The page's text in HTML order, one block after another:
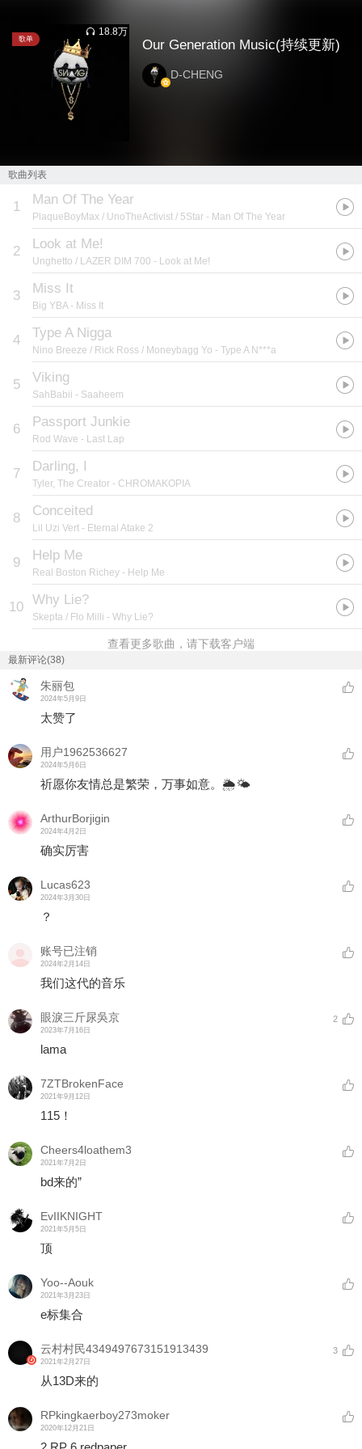
歌单
18.8万
Our Generation Music(持续更新)
D-CHENG
歌曲列表
1 Man Of The Year
PlaqueBoyMax / UnoTheActivist / 5Star - Man Of The Year
2 Look at Me!
Unghetto / LAZER DIM 700 - Look at Me!
3 Miss It
Big YBA- Miss It
4 Type A Nigga
Nino Breeze / Rick Ross / Moneybagg Yo - Type A N***a
5 Viking
SahBabii - Saaheem
6 Passport Junkie
Rod Wave - Last Lap
7 Darling, I
Tyler, The Creator - CHROMAKOPIA
8 Conceited
Lil Uzi Vert - Eternal Atake 2
9 Help Me
Real Boston Richey - Help Me
10 Why Lie?
Skepta / Flo Milli - Why Lie?
查看更多歌曲，请下载客户端
最新评论(38)
朱丽包
2024年5月9日
太赞了
用户1962536627
2024年5月6日
祈愿你友情总是繁荣，万事如意。🌦🌤
ArthurBorjigin
2024年4月2日
确实厉害
Lucas623
2024年3月30日
？
账号已注销
2024年2月14日
我们这代的音乐
眼淚三斤尿吳京
2023年7月16日
2
lama
7ZTBrokenFace
2021年9月12日
115！
Cheers4loathem3
2021年7月2日
bd来的”
EvIIKNIGHT
2021年5月5日
顶
Yoo--Aouk
2021年3月23日
e标集合
云村村民4349497673151913439
2021年2月27日
3
从13D来的
RPkingkaerboy273moker
2020年12月21日